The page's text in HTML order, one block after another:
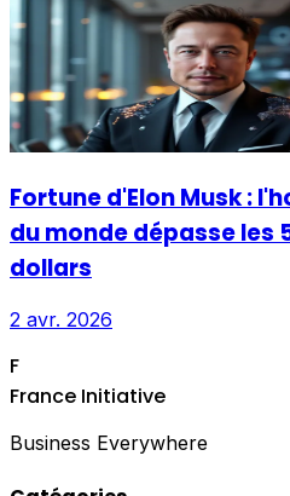
Fortune d'Elon Musk :
du monde dépasse les
dollars
2 avr. 2026
F
France Initiative
Business Everywhere